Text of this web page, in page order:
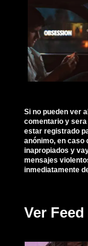
Si no pueden ver
comentario y
estar registrado
anónimo, en caso
inapropiados y
mensajes
inmediatamente
Ver